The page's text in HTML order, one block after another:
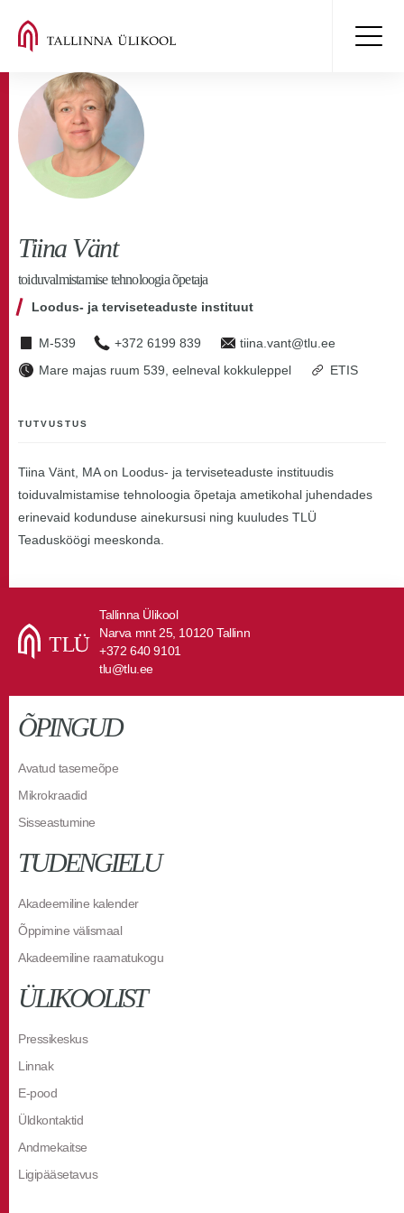
Tiina Vänt
toiduvalmistamise tehnoloogia õpetaja
Loodus- ja terviseteaduste instituut
M-539 +372 6199 839
tiina.vant@tlu.ee
Mare majas ruum 539, eelneval kokkuleppel
ETIS
TUTVUSTUS
Tiina Vänt, MA on Loodus- ja terviseteaduste instituudis
toiduvalmistamise tehnoloogia õpetaja ametikohal juhendades
erinevaid kodunduse ainekursusi ning kuuludes TLÜ
Teadusköögi meeskonda.
Tallinna Ülikool
Narva mnt 25, 10120 Tallinn
+372 640 9101
tlu@tlu.ee
ÕPINGUD
Avatud tasemeõpe
Mikrokraadid
Sisseastumine
TUDENGIELU
Akadeemiline kalender
Õppimine välismaal
Akadeemiline raamatukogu
ÜLIKOOLIST
Pressikeskus
Linnak
E-pood
Üldkontaktid
Andmekaitse
Ligipääsetavus